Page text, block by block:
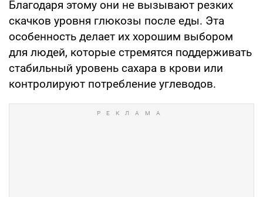
Благодаря этому они не вызывают резких
скачков уровня глюкозы после еды. Эта
особенность делает их хорошим выбором
для людей, которые стремятся поддерживать
стабильный уровень сахара в крови или
контролируют потребление углеводов.